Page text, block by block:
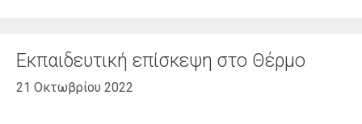
Εκπαιδευτική επίσκεψη στο Θέρμο
21 Οκτωβρίου 2022